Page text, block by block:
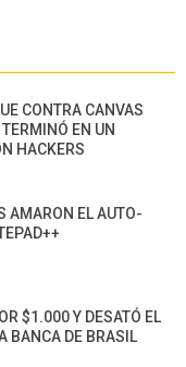
CONTRA CANVAS
EN UN
HACKERS
AMARON EL AUTO-
$1.000 Y DESATÓ EL
BANCA DE BRASIL